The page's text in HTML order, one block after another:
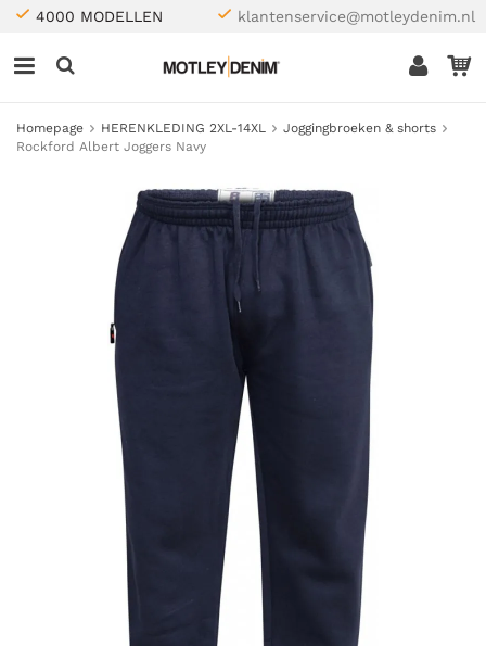
4000 MODELLEN klantenservice@motleydenim.nl
Homepage HERENKLEDING 2XL-14XL
Joggingbroeken & shorts
Rockford Albert Joggers Navy